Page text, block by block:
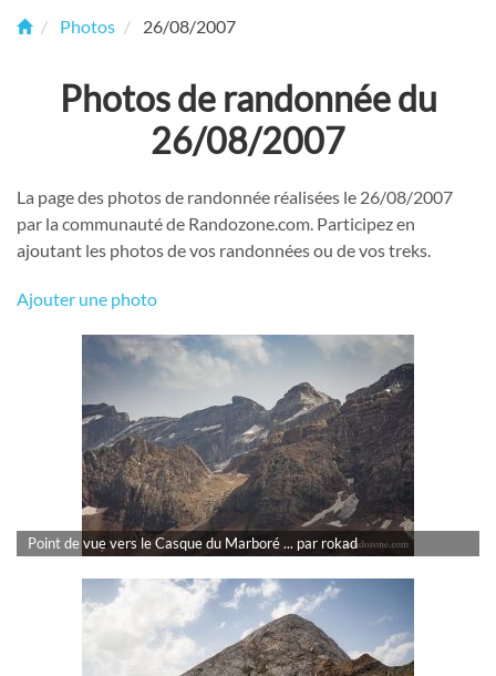
Photos 26/08/2007
Photos de randonnée du
26/08/2007
La page des photos de randonnée réalisées le 26/08/2007
par la communauté de Randozone.com. Participez en
ajoutant les photos de vos randonnées ou de vos treks.
Ajouter une photo
Point de vue vers le Casque du Marboré ... par rokad